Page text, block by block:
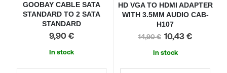
GOOBAY CABLE SATA
STANDARD TO 2 SATA
STANDARD
9,90 €
In stock
HD VGA TO HDMI ADAPTER
WITH 3.5MM AUDIO CAB-
H107
14,90€ 10,43€
In stock